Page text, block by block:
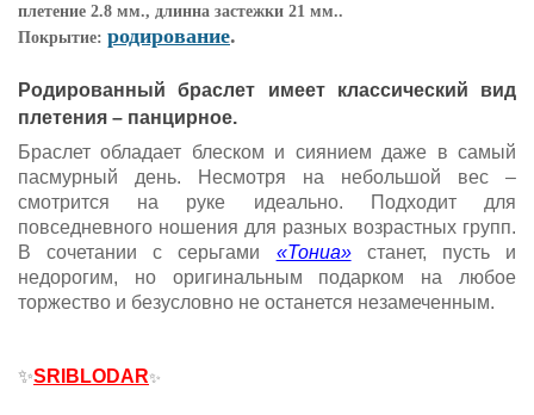
плетение 2.8 мм., длинна застежки 21 мм..
Покрытие: родирование.
Родированный браслет имеет классический вид
плетения – панцирное.
Браслет обладает блеском и сиянием даже в самый
пасмурный день. Несмотря на небольшой вес –
смотрится на руке идеально. Подходит для
повседневного ношения для разных возрастных групп.
В сочетании с серьгами «Тониа»станет, пусть и
недорогим, но оригинальным подарком на любое
торжество и безусловно не останется незамеченным.
✨SRIBLODAR✨